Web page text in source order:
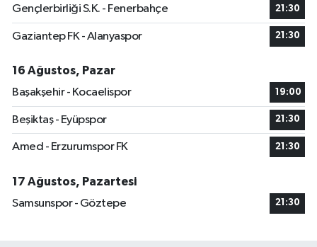
Gençlerbirliği S.K. - Fenerbahçe 21:30
Gaziantep FK - Alanyaspor 21:30
16 Ağustos, Pazar
Başakşehir - Kocaelispor
19:00
Beşiktaş - Eyüpspor 21:30
Amed - Erzurumspor FK 21:30
17 Ağustos, Pazartesi
Samsunspor - Göztepe
21:30